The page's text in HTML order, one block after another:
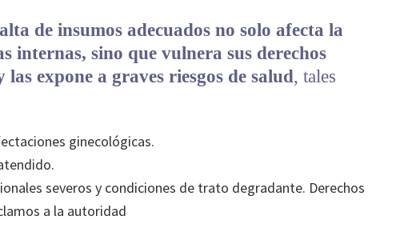
de insumos adecuados no solo afecta la
internas, sino que vulnera sus derechos
las expone a graves riesgos de salud, tales
ginecológicas.
severos y condiciones de trato degradante. Derechos
a la autoridad